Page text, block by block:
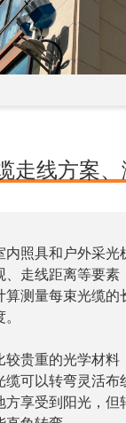
走线方案
内照具和户外采光
、走线距离等要素
算测量每束光缆的
较贵重的光学材料
缆可以转弯灵活布
方享受到阳光，但